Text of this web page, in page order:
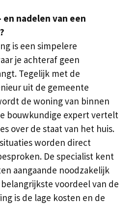
en nadelen van een
is een simpelere
je achteraf geen
Tegelijk met de
uit de gemeente
de woning van binnen
bouwkundige expert vertelt
over de staat van het huis.
worden direct
De specialist kent
aangaande noodzakelijk
voordeel van de
is de lage kosten en de